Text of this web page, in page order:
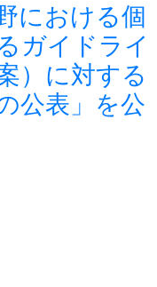
における個
ガイドライ
）に対する
公表」を公